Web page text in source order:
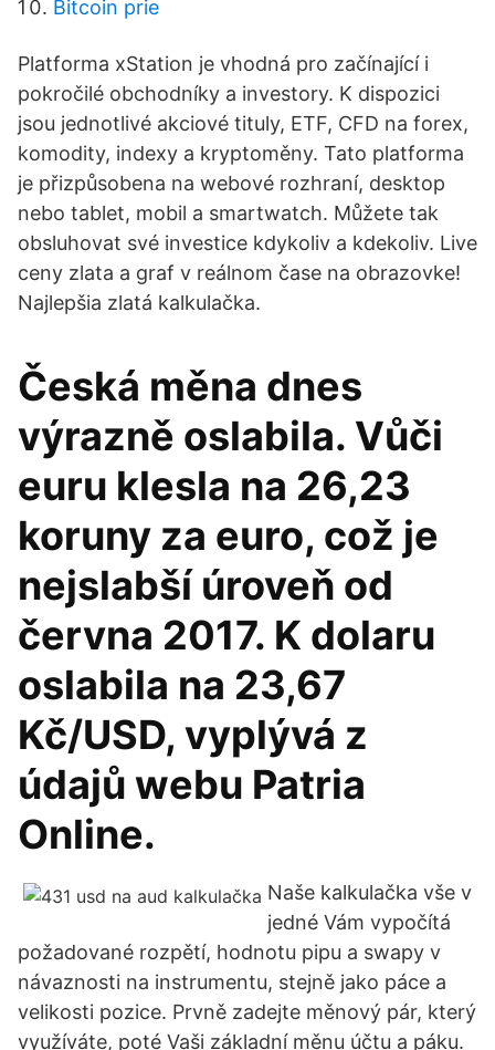
Bitcoin prie
Platforma xStation je vhodná pro začínající i
pokročilé obchodníky a investory. K dispozici
jsou jednotlivé akciové tituly, ETF, CFD na forex,
komodity, indexy a kryptoměny. Tato platforma
je přizpůsobena na webové rozhraní, desktop
nebo tablet, mobil a smartwatch. Můžete tak
obsluhovat své investice kdykoliv a kdekoliv. Live
ceny zlata a graf v reálnom čase na obrazovke!
Najlepšia zlatá kalkulačka.
Česká měna dnes
výrazně oslabila. Vůči
euru klesla na 26,23
koruny za euro, což je
nejslabší úroveň od
června 2017. K dolaru
oslabila na 23,67
Kč/USD, vyplývá z
údajů webu Patria
Online.
Naše kalkulačka vše v
jedné Vám vypočítá
požadované rozpětí, hodnotu pipu a swapy v
návaznosti na instrumentu, stejně jako páce a
velikosti pozice. Prvně zadejte měnový pár, který
využíváte, poté Vaši základní měnu účtu a páku.